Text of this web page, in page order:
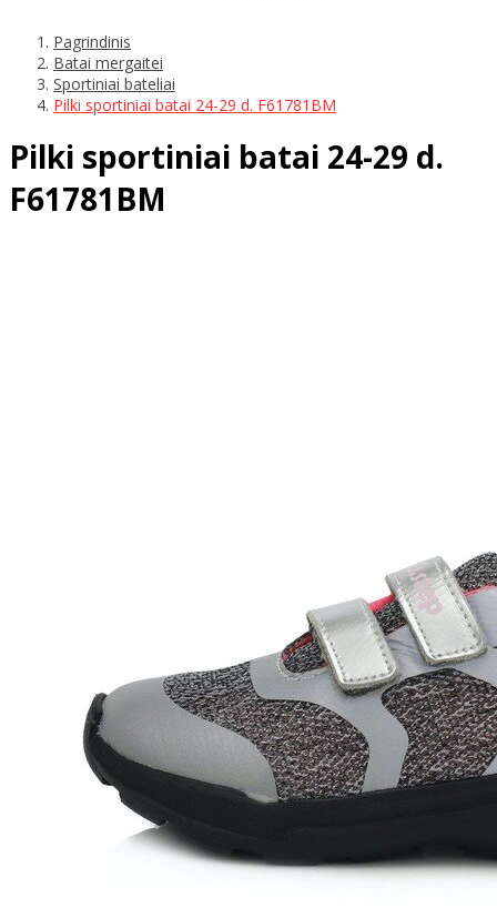
Pagrindinis
Batai mergaitei
Sportiniai bateliai
Pilki sportiniai batai 24-29 d. F61781BM
Pilki sportiniai batai 24-29 d.
F61781BM